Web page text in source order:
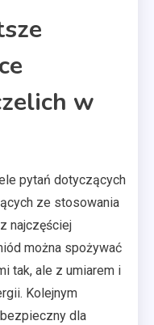
w
pytań dotyczących
ze stosowania
najczęściej
można spożywać
tak, ale z umiarem i
Kolejnym
dla